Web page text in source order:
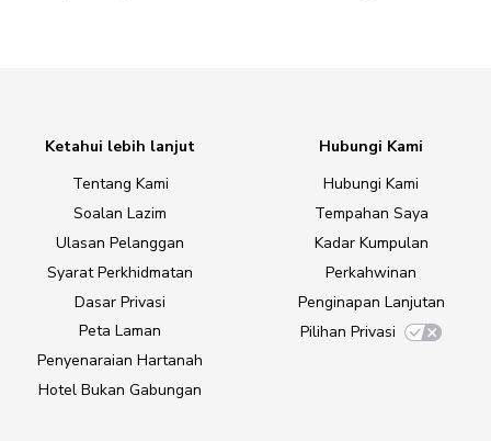
Ketahui lebih lanjut
Tentang Kami
Soalan Lazim
Ulasan Pelanggan
Syarat Perkhidmatan
Dasar Privasi
Peta Laman
Penyenaraian Hartanah
Hotel Bukan Gabungan
Hubungi Kami
Hubungi Kami
Tempahan Saya
Kadar Kumpulan
Perkahwinan
Penginapan Lanjutan
Pilihan Privasi